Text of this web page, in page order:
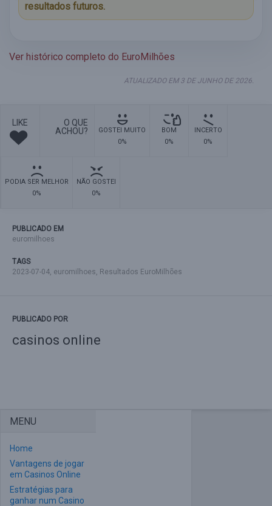
resultados futuros.
Ver histórico completo do EuroMilhões
ATUALIZADO EM 3 DE JUNHO DE 2026.
LIKE
O QUE
ACHOU?
GOSTEI MUITO
0%
BOM
0%
INCERTO
0%
PODIA SER MELHOR
0%
NÃO GOSTEI
0%
PUBLICADO EM
euromilhoes
TAGS
2023-07-04, euromilhoes, Resultados EuroMilhões
PUBLICADO POR
casinos online
MENU
Home
Vantagens de jogar
em Casinos Online
Estratégias para
ganhar num Casino